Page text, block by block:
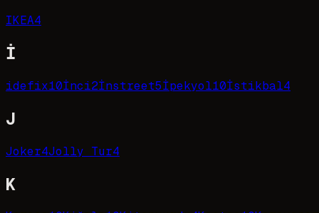
IKEA4
İ
idefix10İnci2İnstreet5İpekyol10İstikbal4
J
Joker4Jolly Tur4
K